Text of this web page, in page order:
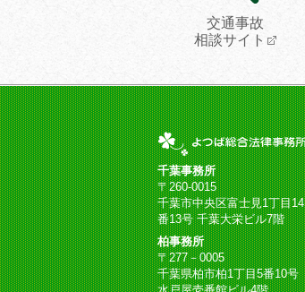
交通事故
相談サイト
千葉事務所
〒260-0015
千葉市中央区富士見1丁目14
番13号 千葉大栄ビル7階
柏事務所
〒277－0005
千葉県柏市柏1丁目5番10号